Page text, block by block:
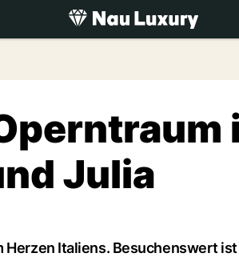
luxury.NAU.ch
Julia
Italiens. Besuchenswert